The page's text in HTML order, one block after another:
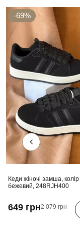
-69%
Кеди жіночі замша,
бежевий, 248RJH400
649 грн2 079 грн